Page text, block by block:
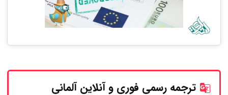
ترجمه رسمی فوری و آنلاینآلمانی